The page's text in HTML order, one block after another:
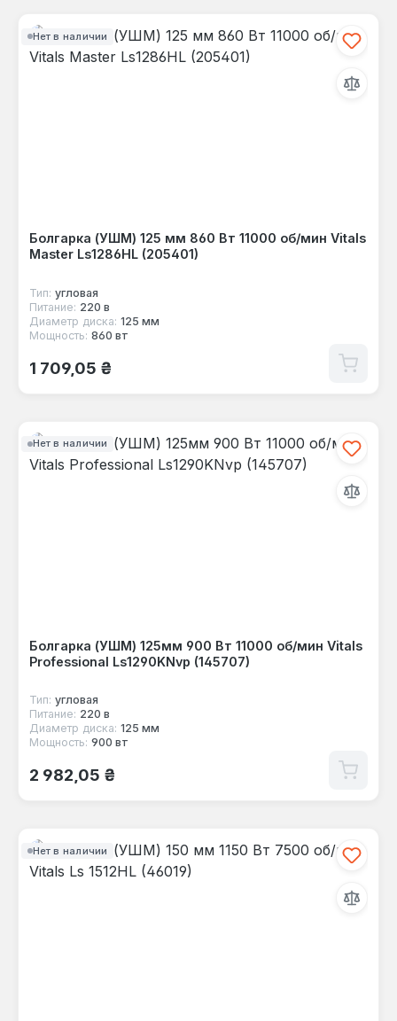
Нет в наличии
Болгарка (УШМ) 125 мм 860 Вт 11000 об/мин Vitals
Master Ls1286HL (205401)
Тип: угловая
Питание: 220 в
Диаметр диска: 125 мм
Мощность: 860 вт
Обычная цена:
1 709,05 ₴
Нет в наличии
Болгарка (УШМ) 125мм 900 Вт 11000 об/мин Vitals
Professional Ls1290KNvp (145707)
Тип: угловая
Питание: 220 в
Диаметр диска: 125 мм
Мощность: 900 вт
Обычная цена:
2 982,05 ₴
Нет в наличии